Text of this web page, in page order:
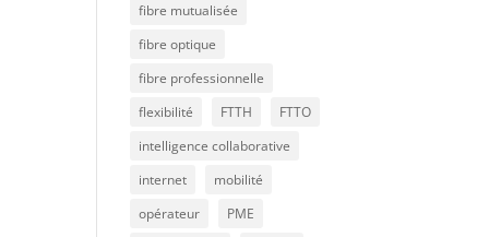
fibre mutualisée
fibre optique
fibre professionnelle
flexibilité
FTTH
FTTO
intelligence collaborative
internet
mobilité
opérateur
PME